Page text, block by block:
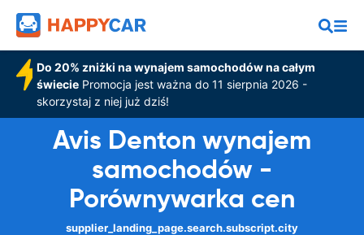
Do 20% zniżki na wynajem samochodów na całym
świeciePromocja jest ważna do 11 sierpnia 2026 -
skorzystaj z niej już dziś!
Avis Denton wynajem
samochodów -
Porównywarka cen
supplier_landing_page.search.subscript.city